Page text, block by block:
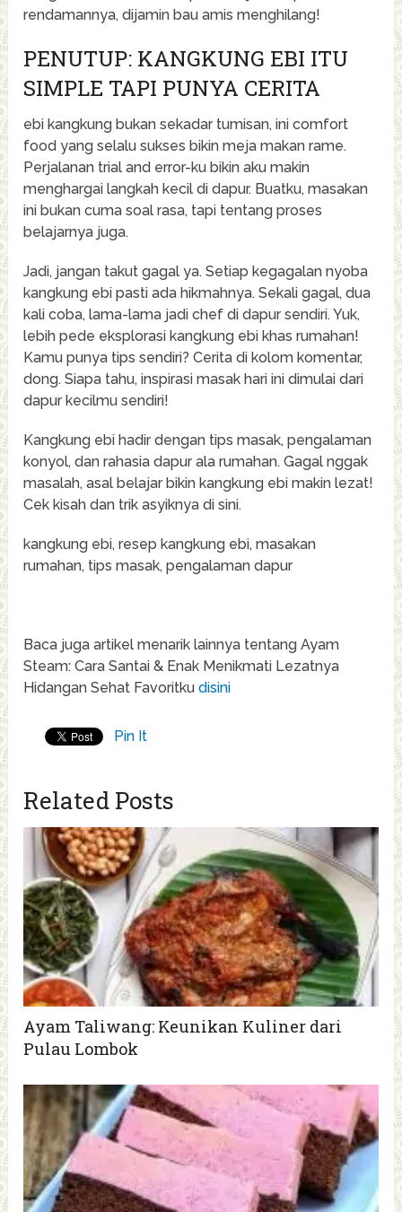
rendamannya, dijamin bau amis menghilang!
PENUTUP: KANGKUNG EBI ITU
SIMPLE TAPI PUNYA CERITA
ebi kangkung bukan sekadar tumisan, ini comfort
food yang selalu sukses bikin meja makan rame.
Perjalanan trial and error-ku bikin aku makin
menghargai langkah kecil di dapur. Buatku, masakan
ini bukan cuma soal rasa, tapi tentang proses
belajarnya juga.
Jadi, jangan takut gagal ya. Setiap kegagalan nyoba
kangkung ebi pasti ada hikmahnya. Sekali gagal, dua
kali coba, lama-lama jadi chef di dapur sendiri. Yuk,
lebih pede eksplorasi kangkung ebi khas rumahan!
Kamu punya tips sendiri? Cerita di kolom komentar,
dong. Siapa tahu, inspirasi masak hari ini dimulai dari
dapur kecilmu sendiri!
Kangkung ebi hadir dengan tips masak, pengalaman
konyol, dan rahasia dapur ala rumahan. Gagal nggak
masalah, asal belajar bikin kangkung ebi makin lezat!
Cek kisah dan trik asyiknya di sini.
kangkung ebi, resep kangkung ebi, masakan
rumahan, tips masak, pengalaman dapur
Baca juga artikel menarik lainnya tentang Ayam
Steam: Cara Santai & Enak Menikmati Lezatnya
Hidangan Sehat Favoritkudisini
Pin It
Related Posts
Ayam Taliwang: Keunikan Kuliner dari
Pulau Lombok